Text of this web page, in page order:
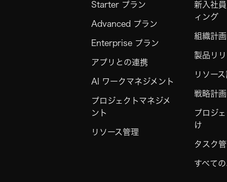
Starter プラン
Advanced プラン
Enterprise プラン
アプリとの連携
AI ワークマネジメント
プロジェクトマネジメ
ント
リソース管理
新入社
ィング
組織計画
製品リ
リソー
戦略計画
プロジ
け
タスク
すべて